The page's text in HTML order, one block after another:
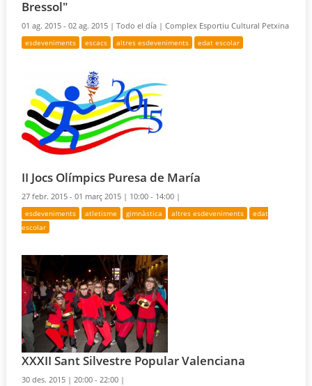
Bressol"
01 ag. 2015 - 02 ag. 2015 |Todo el día |Complex Esportiu Cultural Petxina
esdeveniments escacs altres esdeveniments edat escolar
II Jocs Olímpics Puresa de María
27 febr. 2015 - 01 març 2015 | 10:00 - 14:00 |
esdeveniments atletisme gimnàstica altres esdeveniments
edat
escolar
XXXII Sant Silvestre Popular Valenciana
30 des. 2015 |20:00 - 22:00 |